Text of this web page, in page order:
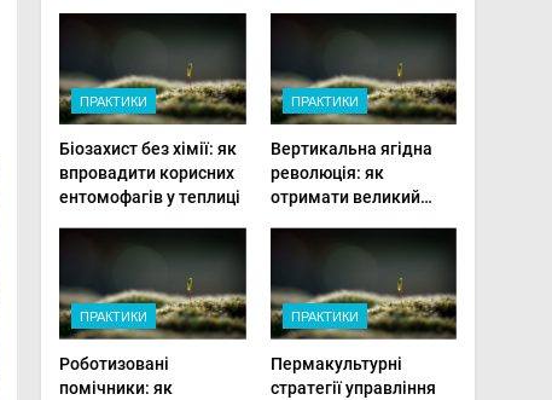
ПРАКТИКИ
Біозахист без хімії: як
впровадити корисних
ентомофагів у теплиці
ПРАКТИКИ
Вертикальна ягідна
революція: як
отримати великий
мінімальній площі
ПРАКТИКИ
Роботизовані
помічники: як
ПРАКТИКИ
Пермакультурні
стратегії управління